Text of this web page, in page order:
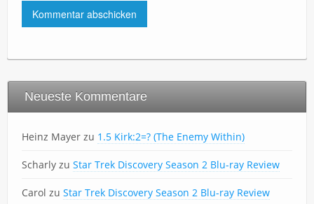
Neueste Kommentare
Heinz Mayer zu 1.5 Kirk:2=? (The Enemy Within)
Scharly zu Star Trek Discovery Season 2 Blu-ray Review
Carol zu Star Trek Discovery Season 2 Blu-ray Review